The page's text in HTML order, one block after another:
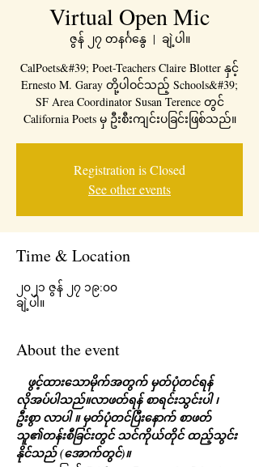
Virtual Open Mic
ဇွန် ၂၇ တနင်္ဂနွေ
  |
ချဲ့ပါ။
CalPoets&#39; Poet-Teachers Claire Blotter နှင့်
Ernesto M. Garay တို့ပါဝင်သည့် Schools&#39;
SF Area Coordinator Susan Terence တွင်
California Poets မှ ဦးစီးကျင်းပခြင်းဖြစ်သည်။
Registration is Closed
See other events
Time & Location
၂၀၂၁ ဇွန် ၂၇ ၁၉:၀၀
ချဲ့ပါ။
About the event
ဖွင့်ထားသောမိုက်အတွက် မှတ်ပုံတင်ရန်
လိုအပ်ပါသည်။လာဖတ်ရန် စာရင်းသွင်းပါ ၊
ဦးစွာ လာပါ ။ မှတ်ပုံတင်ပြီးနောက် စာဖတ်
သူ၏တန်းစီခြင်းတွင် သင်ကိုယ်တိုင် ထည့်သွင်း
နိုင်သည် (အောက်တွင်)။